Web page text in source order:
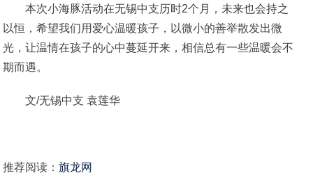
本次小海豚活动在无锡中支历时2个月，未来也会持之
以恒，希望我们用爱心温暖孩子，以微小的善举散发出微
光，让温情在孩子的心中蔓延开来，相信总有一些温暖会不
期而遇。
文/无锡中支 袁莲华
推荐阅读：旗龙网